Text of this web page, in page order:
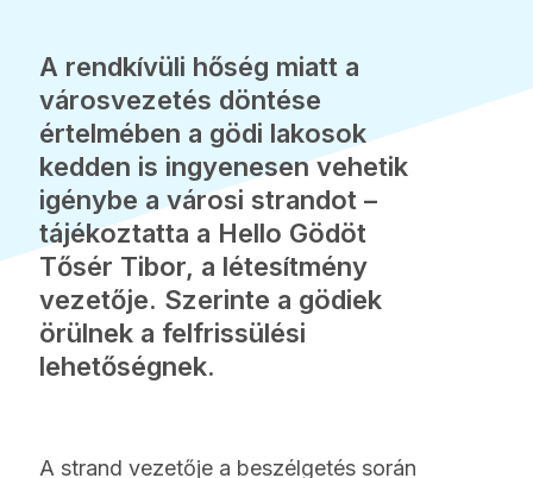
A rendkívüli hőség miatt a
városvezetés döntése
értelmében a gödi lakosok
kedden is ingyenesen vehetik
igénybe a városi strandot –
tájékoztatta a Hello Gödöt
Tősér Tibor, a létesítmény
vezetője. Szerinte a gödiek
örülnek a felfrissülési
lehetőségnek.
A strand vezetője a beszélgetés során